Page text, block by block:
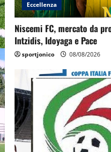
Eccellenza
Niscemi FC, mercato da
Intzidis, Idoyaga e Pace
sportjonico 08/08/2026